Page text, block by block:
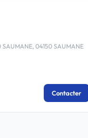
SAUMANE, 04150 SAUMANE
Contacter